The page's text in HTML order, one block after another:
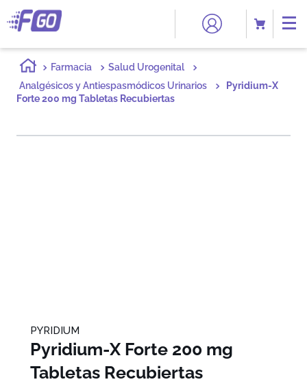
Farmacia
Salud Urogenital
Analgésicos y Antiespasmódicos Urinarios
Pyridium-X
Forte 200 mg Tabletas Recubiertas
PYRIDIUM
Pyridium-X Forte 200 mg
Tabletas Recubiertas